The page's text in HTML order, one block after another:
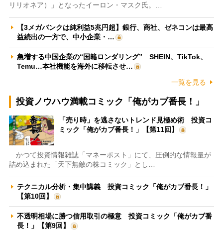
リリオネア）」となったイーロン・マスク氏。…
【3メガバンクは純利益5兆円超】銀行、商社、ゼネコンは最高
益続出の一方で、中小企業・…
急増する中国企業の“国籍ロンダリング” SHEIN、TikTok、
Temu…本社機能を海外に移転させ…
一覧を見る
投資ノウハウ満載コミック「俺がカブ番長！」
「売り時」を逃さないトレンド見極め術 投資コ
ミック「俺がカブ番長！」【第11回】
かつて投資情報雑誌「マネーポスト」にて、圧倒的な情報量が
詰め込まれた「天下無敵の株コミック」とし…
テクニカル分析・集中講義 投資コミック「俺がカブ番長！」
【第10回】
不透明相場に勝つ信用取引の極意 投資コミック「俺がカブ番
長！」【第9回】